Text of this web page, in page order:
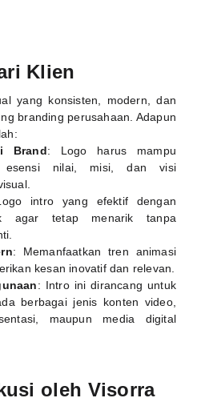
Klien
yang konsisten, modern, dan
branding perusahaan. Adapun
Brand: Logo harus mampu
esensi nilai, misi, dan visi
intro yang efektif dengan
agar tetap menarik tanpa
: Memanfaatkan tren animasi
kesan inovatif dan relevan.
: Intro ini dirancang untuk
berbagai jenis konten video,
maupun media digital
oleh Visorra